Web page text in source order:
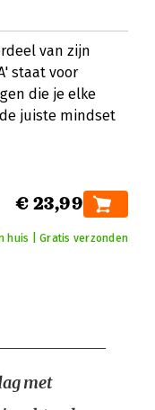
van zijn
staat voor
die je elke
juiste mindset
€ 23,99
huis | Gratis verzonden
met